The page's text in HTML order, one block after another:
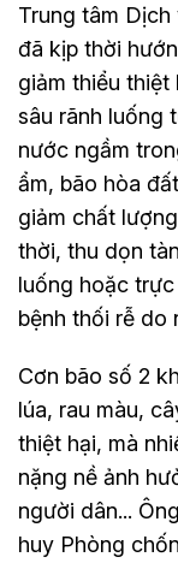
Trung tâm
đã kịp thời
giảm thiểu
sâu rãnh luống
nước ngầm
ẩm, bão hòa
giảm chất
thời, thu dọn
luống hoặc
bệnh thối rễ do
Cơn bão số 2
lúa, rau màu,
thiệt hại, mà
nặng nề ảnh
người dân...
huy Phòng